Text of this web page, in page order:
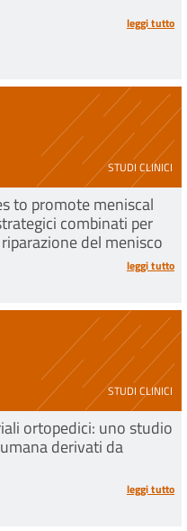
leggi tutto
STUDI CLINICI
to promote meniscal
combinati per
del menisco
leggi tutto
STUDI CLINICI
ortopedici: uno studio
derivati da
leggi tutto